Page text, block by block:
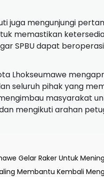
juga mengunjungi
memastikan
SPBU dapat
Lhokseumawe
seluruh pihak yang
masyarakat
mengikuti arahan
Gelar Raker Untuk
Membantu Kembali